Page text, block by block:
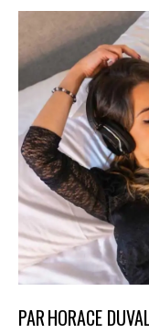
PARHORACE